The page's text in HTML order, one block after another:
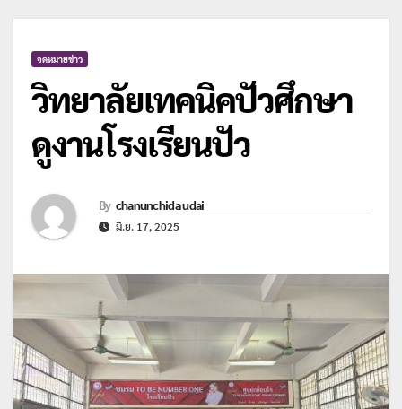
จดหมายข่าว
วิทยาลัยเทคนิคปัวศึกษา
ดูงานโรงเรียนปัว
By chanunchida udai
มิ.ย. 17, 2025